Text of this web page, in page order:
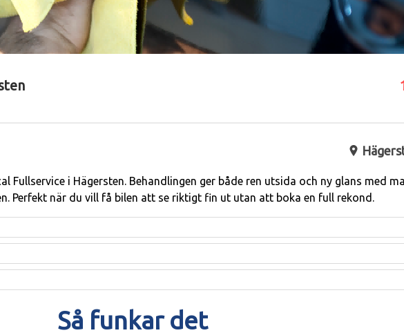
Fullservice i Hägersten. Behandlingen ger både ren utsida och ny glans med
Perfekt när du vill få bilen att se riktigt fin ut utan att boka en full rekond.
Så funkar det